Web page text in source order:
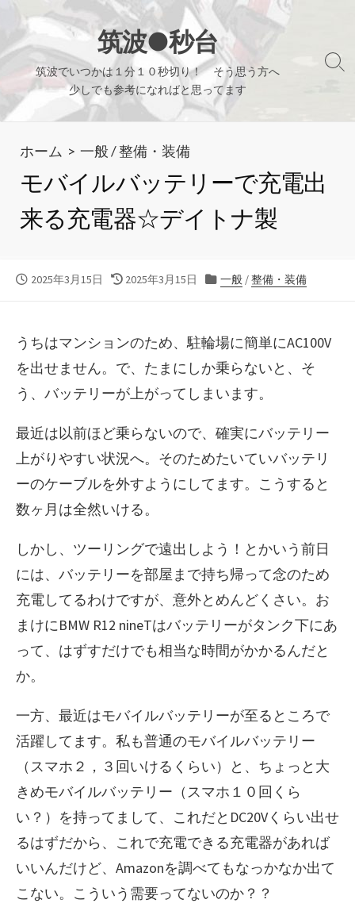
テ
ン
ツ
筑波●秒台
筑波でいつかは１分１０秒切り！ そう思う方へ
少しでも参考になればと思ってます
検
り
ホーム >一般/整備・装備
モバイルバッテリーで充電出
来る充電器☆デイトナ製
公
2025年3月15日
最
日
2025年3月15日
カ
リ
ー
一般 /整備・装備
うちはマンションのため、駐輪場に簡単にAC100V
を出せません。で、たまにしか乗らないと、そ
う、バッテリーが上がってしまいます。
最近は以前ほど乗らないので、確実にバッテリー
上がりやすい状況へ。そのためたいていバッテリ
ーのケーブルを外すようにしてます。こうすると
数ヶ月は全然いける。
しかし、ツーリングで遠出しよう！とかいう前日
には、バッテリーを部屋まで持ち帰って念のため
充電してるわけですが、意外とめんどくさい。お
まけにBMW R12 nineTはバッテリーがタンク下にあ
って、はずすだけでも相当な時間がかかるんだと
か。
一方、最近はモバイルバッテリーが至るところで
活躍してます。私も普通のモバイルバッテリー
（スマホ２，３回いけるくらい）と、ちょっと大
きめモバイルバッテリー（スマホ１０回くら
い？）を持ってまして、これだとDC20Vくらい出せ
るはずだから、これで充電できる充電器があれば
いいんだけど、Amazonを調べてもなっかなか出て
こない。こういう需要ってないのか？？